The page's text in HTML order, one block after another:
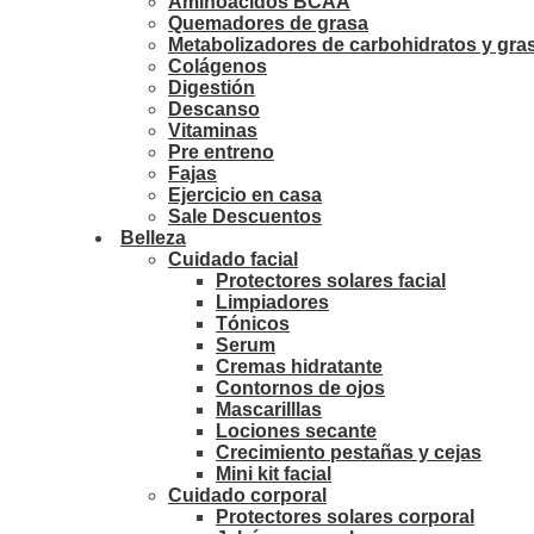
Quemadores de grasa
Metabolizadores de carbohidratos y
Colágenos
Digestión
Descanso
Vitaminas
Pre entreno
Fajas
Ejercicio en casa
Sale Descuentos
Belleza
Cuidado facial
Protectores solares facial
Limpiadores
Tónicos
Serum
Cremas hidratante
Contornos de ojos
Mascarilllas
Lociones secante
Crecimiento pestañas y cejas
Mini kit facial
Cuidado corporal
Protectores solares corporal